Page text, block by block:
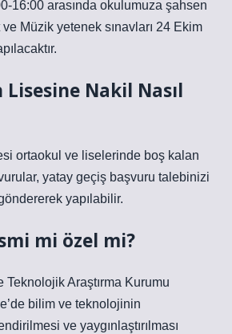
16:00 arasında okulumuza şahsen
ve Müzik yetenek sınavları 24 Ekim
Nakil Nasıl
ortaokul ve liselerinde boş kalan
yatay geçiş başvuru talebinizi
yapılabilir.
mi özel mi?
Araştırma Kurumu
bilim ve teknolojinin
ve yaygınlaştırılması